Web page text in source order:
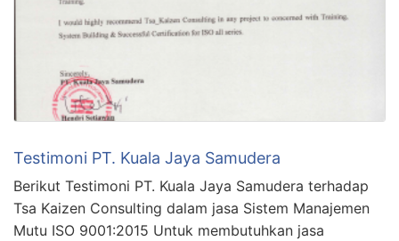
Testimoni PT. Kuala Jaya Samudera
Berikut Testimoni PT. Kuala Jaya Samudera terhadap
Tsa Kaizen Consulting dalam jasa Sistem Manajemen
Mutu ISO 9001:2015 Untuk membutuhkan jasa